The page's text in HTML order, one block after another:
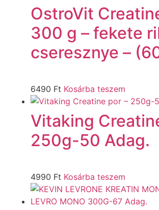
OstroVit
300 g – fekete
cseresznye –
6490 Ft Kosárba teszem
Vitaking
250g-50 Adag.
4990 Ft Kosárba teszem